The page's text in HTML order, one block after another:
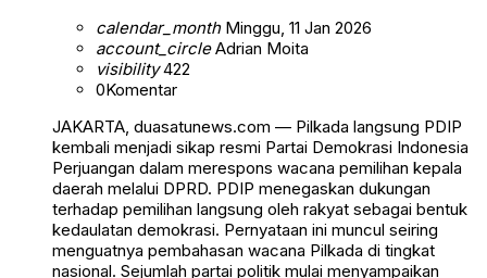
calendar_monthMinggu, 11 Jan 2026
account_circleAdrian Moita
visibility422
0Komentar
JAKARTA, duasatunews.com — Pilkada langsung PDIP
kembali menjadi sikap resmi Partai Demokrasi Indonesia
Perjuangan dalam merespons wacana pemilihan kepala
daerah melalui DPRD. PDIP menegaskan dukungan
terhadap pemilihan langsung oleh rakyat sebagai bentuk
kedaulatan demokrasi. Pernyataan ini muncul seiring
menguatnya pembahasan wacana Pilkada di tingkat
nasional. Sejumlah partai politik mulai menyampaikan